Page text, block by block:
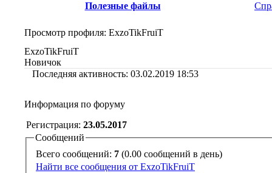
Полезные файлы
Просмотр профиля: ExzoTikFruiT
ExzoTikFruiT
Новичок
Последняя активность: 03.02.2019 18:53
Информация по форуму
Регистрация: 23.05.2017
Сообщений
Всего сообщений: 7
(0.00 сообщений в день)
Найти все сообщения от ExzoTikFruiT